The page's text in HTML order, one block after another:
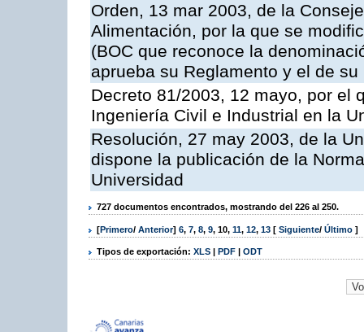
Orden, 13 mar 2003, de la
Alimentación, por la que se
(BOC que reconoce la
aprueba su Reglamento y el de
Decreto 81/2003, 12 mayo, por el
Ingeniería Civil e Industrial en la
Resolución, 27 may 2003, de la
dispone la publicación de la
Universidad
727 documentos encontrados, mostrando del 226 al 250.
[Primero/ Anterior] 6, 7, 8, 9, 10, 11, 12, 13 [ Siguiente/ Último ]
Tipos de exportación: XLS | PDF | ODT